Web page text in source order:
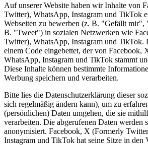
Auf unserer Website haben wir Inhalte von
Twitter), WhatsApp, Instagram und TikTok
Webseiten zu bewerben (z. B. "Gefällt mir",
B. "Tweet") in sozialen Netzwerken wie
Twitter), WhatsApp, Instagram und TikTok.
einem Code eingebettet, der von Facebook,
WhatsApp, Instagram und TikTok stammt
Diese Inhalte können bestimmte
Werbung speichern und verarbeiten.
Bitte lies die Datenschutzerklärung dieser
sich regelmäßig ändern kann), um zu
(persönlichen) Daten umgehen, die sie
verarbeiten. Die abgerufenen Daten werden
anonymisiert. Facebook, X (Formerly
Instagram und TikTok hat seine Sitze in den